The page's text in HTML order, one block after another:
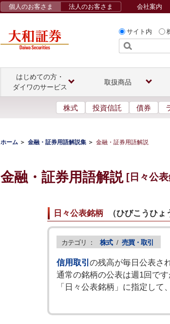
サイト内
個人のお客さま 法人のお客さま 会社案内
はじめての方・
ダイワのサービス
取扱商品
株式 投資信託 債券
ホーム 金融・証券用語解説集 金融・証券用語解説
金融・証券用語解説 [日々公
日々公表銘柄 （ひびこうひょ
カテゴリ ： 株式 / 売買・取引
信用取引 の残高が毎日公表さ
通常の銘柄の公表は週1回で
「日々公表銘柄」に指定して